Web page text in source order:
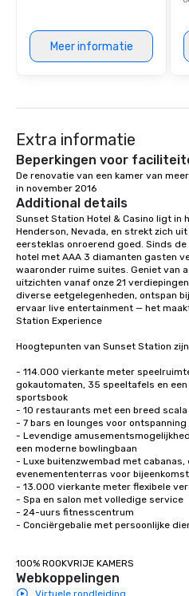
Meer informatie
Extra informatie
Beperkingen voor
De renovatie van een kamer van
in november 2016
Additional details
Sunset Station Hotel & Casino ligt in
Henderson, Nevada, en strekt zich
eersteklas onroerend goed. Sinds
hotel met AAA 3 diamanten gasten
waaronder ruime suites. Geniet van
uitzichten vanaf onze 21
diverse eetgelegenheden, ontspan
ervaar live entertainment — het
Station Experience
Hoogtepunten van Sunset Station
- 114.000 vierkante meter
gokautomaten, 35 speeltafels en
sportsbook
- 10 restaurants met een breed
- 7 bars en lounges voor
- Levendige
een moderne bowlingbaan
- Luxe buitenzwembad met cabanas,
evenemententerras voor
- 13.000 vierkante meter flexibele
- Spa en salon met volledige service
- 24-uurs fitnesscentrum
- Conciërgebalie met persoonlijke
100% ROOKVRIJE KAMERS
Webkoppelingen
Virtuele rondleiding